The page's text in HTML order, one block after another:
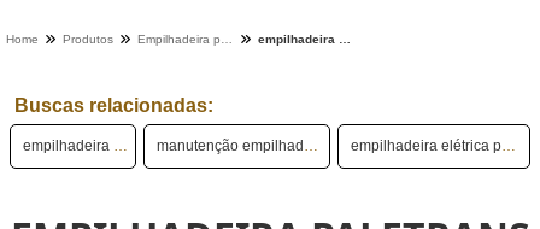
Home Produtos
Buscas relacionadas:
empilhadeira paletrans manutenção empilhadeira paletrans empilhadeira elétrica paletrans usada